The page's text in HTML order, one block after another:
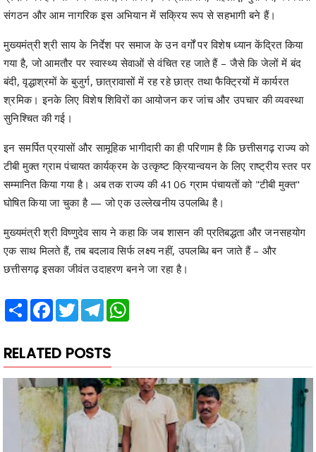
संगठन और आम नागरिक इस अभियान में सक्रिय रूप से सहभागी बने हैं।
मुख्यमंत्री श्री साय के निर्देश पर समाज के उन वर्गों पर विशेष ध्यान केंद्रित किया
गया है, जो आमतौर पर स्वास्थ्य सेवाओं से वंचित रह जाते हैं – जैसे कि जेलों में बंद
बंदी, वृद्धाश्रमों के बुजुर्ग, छात्रावासों में रह रहे छात्र तथा फैक्ट्रियों में कार्यरत
श्रमिक। इनके लिए विशेष शिविरों का आयोजन कर जांच और उपचार की व्यवस्था
सुनिश्चित की गई।
इन समर्पित प्रयासों और सामूहिक भागीदारी का ही परिणाम है कि छत्तीसगढ़ राज्य को
टीबी मुक्त ग्राम पंचायत कार्यक्रम के उत्कृष्ट क्रियान्वयन के लिए राष्ट्रीय स्तर पर
सम्मानित किया गया है। अब तक राज्य की 4106 ग्राम पंचायतों को "टीबी मुक्त"
घोषित किया जा चुका है — जो एक उल्लेखनीय उपलब्धि है।
मुख्यमंत्री श्री विष्णुदेव साय ने कहा कि जब शासन की प्रतिबद्धता और जनसहयोग
एक साथ मिलते हैं, तब बदलाव सिर्फ लक्ष्य नहीं, उपलब्धि बन जाते हैं – और
छत्तीसगढ़ इसका जीवंत उदाहरण बनने जा रहा है।
Share Facebook
TwitterTelegram
RELATED POSTS